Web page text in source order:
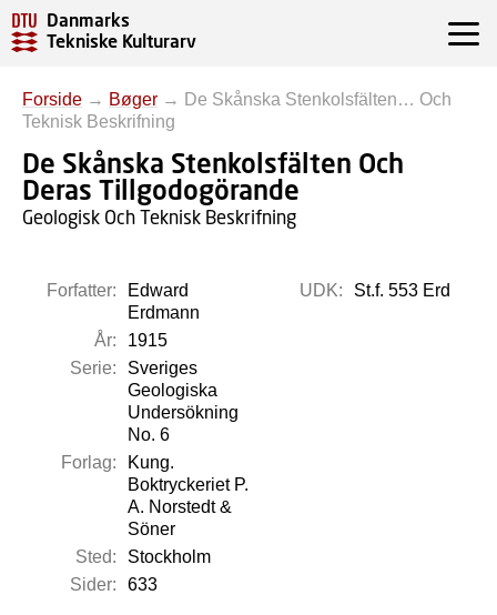
Danmarks
Tekniske Kulturarv
Forside → Bøger → De Skånska Stenkolsfälten… Och
Teknisk Beskrifning
De Skånska Stenkolsfälten Och
Deras Tillgodogörande
Geologisk Och Teknisk Beskrifning
Forfatter:
Edward
Erdmann
År:
1915
Serie:
Sveriges
Geologiska
Undersökning
No. 6
Forlag:
Kung.
Boktryckeriet P.
A. Norstedt &
Söner
Sted:
Stockholm
Sider:
633
UDK: St.f. 553 Erd